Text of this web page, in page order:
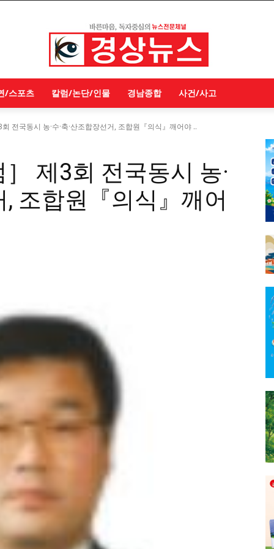
/스포츠 칼럼/논단/인물 경남종합 사건/사고
전국동시 농·수·축·산조합장선거, 조합원『의식』깨어야 ..
제3회 전국동시 농·
, 조합원『의식』깨어